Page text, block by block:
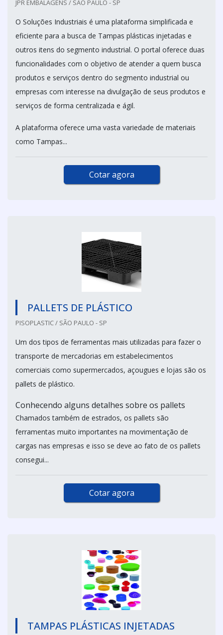
JPR EMBALAGENS / SÃO PAULO - SP
O Soluções Industriais é uma plataforma simplificada e
eficiente para a busca de Tampas plásticas injetadas e
outros itens do segmento industrial. O portal oferece duas
funcionalidades com o objetivo de atender a quem busca
produtos e serviços dentro do segmento industrial ou
empresas com interesse na divulgação de seus produtos e
serviços de forma centralizada e ágil.
A plataforma oferece uma vasta variedade de materiais
como Tampas...
Cotar agora
PALLETS DE PLÁSTICO
PISOPLASTIC / SÃO PAULO - SP
Um dos tipos de ferramentas mais utilizadas para fazer o
transporte de mercadorias em estabelecimentos
comerciais como supermercados, açougues e lojas são os
pallets de plástico.
Conhecendo alguns detalhes sobre os pallets
Chamados também de estrados, os pallets são
ferramentas muito importantes na movimentação de
cargas nas empresas e isso se deve ao fato de os pallets
consegui...
Cotar agora
TAMPAS PLÁSTICAS INJETADAS